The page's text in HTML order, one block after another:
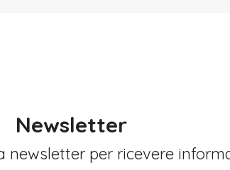
Newsletter
newsletter per ricevere